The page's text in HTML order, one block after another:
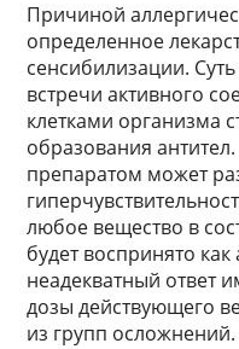
Причиной
определенное
сенсибилизации.
встречи активного
клетками организма
образования
препаратом может
любое вещество в
будет воспринято
неадекватный ответ
дозы действующего
из групп осложнений.